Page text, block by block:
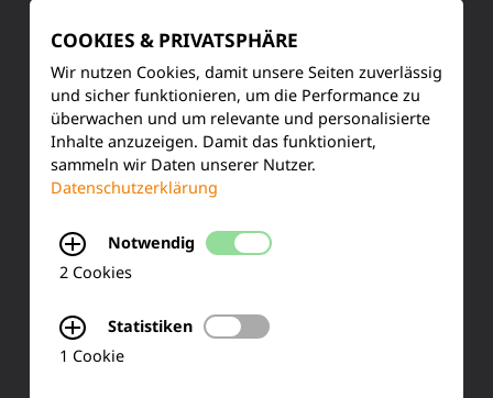
SERVICE
Kundenservice
Produktinformationen
Training & Schulung
Ihre Meinung
COOKIES & PRIVATSPHÄRE
Wir nutzen Cookies, damit unsere Seiten zuverlässig
und sicher funktionieren, um die Performance zu
überwachen und um relevante und personalisierte
Inhalte anzuzeigen. Damit das funktioniert,
sammeln wir Daten unserer Nutzer.
Datenschutzerklärung
Notwendig
2 Cookies
Statistiken
1 Cookie